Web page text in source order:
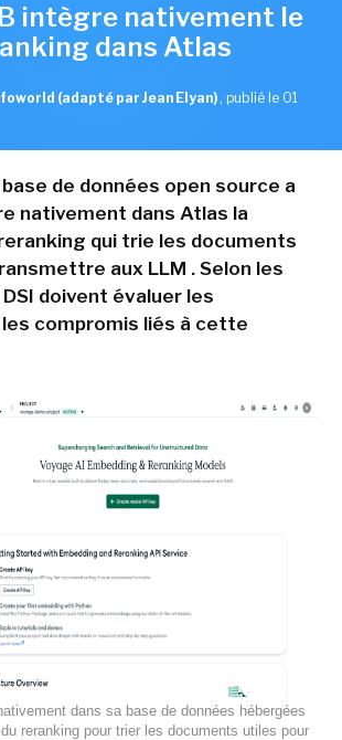
intègre nativement le
dans Atlas
(adapté par Jean Elyan) , publié le 01
de données open source a
nativement dans Atlas la
qui trie les documents
aux LLM . Selon les
doivent évaluer les
compromis liés à cette
dans sa base de données hébergées
reranking pour trier les documents utiles pour